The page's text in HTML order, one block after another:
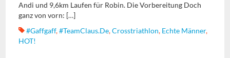
Andi und 9,6km Laufen für Robin. Die Vorbereitung Doch
ganz von vorn: […]
#gaffgaff,#TeamClaus.de,Crosstriathlon, Echte Männer,
HOT!